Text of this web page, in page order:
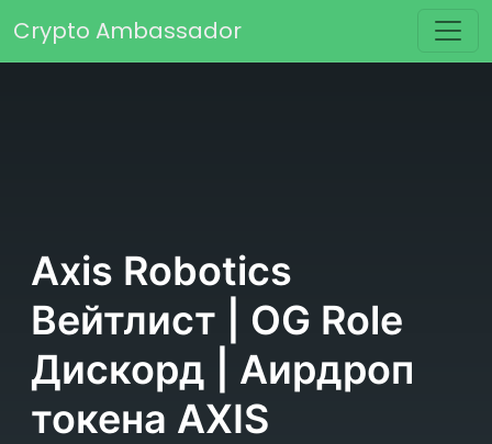
Основная навигация
Crypto Ambassador
Axis Robotics
Вейтлист | OG Role
Дискорд | Аирдроп
токена AXIS